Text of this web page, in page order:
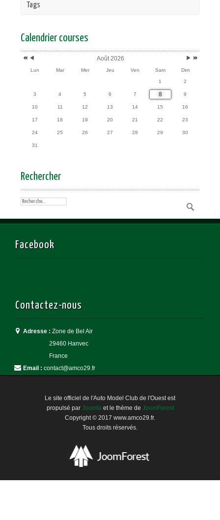
Tags
Calendrier courses
précédenteprécédent
Août 2026
Lun Mar Mer Jeu Ven Sam Dim
1 2
3 4 5 6 7 8 9
10 11 12 13 14 15 16
17 18 19 20 21 22 23
24 25 26 27 28 29 30
31
Rechercher
Facebook
Contactez-nous
Adresse : Zone de Bel Air
29460 Hanvec
France
Email : contact@amco29.fr
Le site officiel de l'Auto Model Club de l'Ouest est
propulsé par Joomla et le thème de JoomForest
Copyright © 2017 www.amco29.fr.
Tous droits réservés.